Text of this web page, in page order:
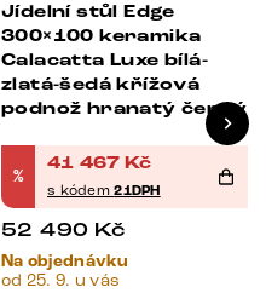
Jídelní stůl Edge
300×100 keramika
Calacatta Luxe bílá-
zlatá-šedá křížová
podnož hranatý černý
%
41 467 Kč
s kódem21DPH
52 490 Kč
Na objednávku
od 25. 9. u vás